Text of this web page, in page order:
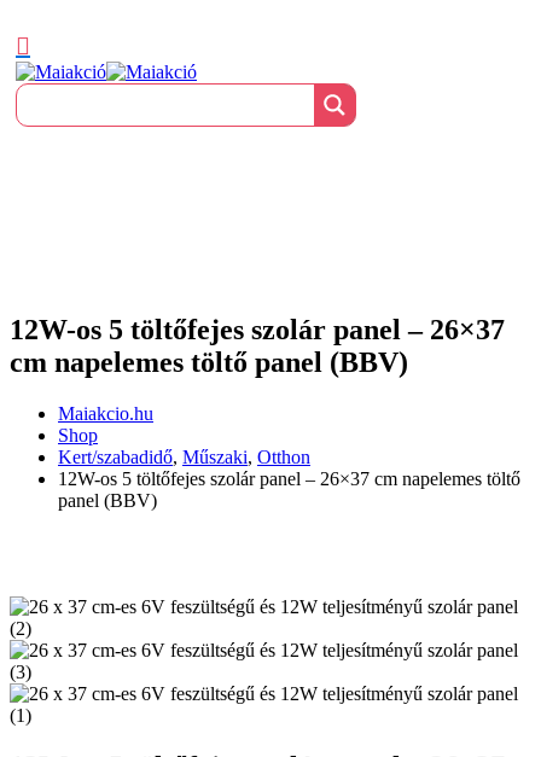
12W-os 5 töltőfejes szolár panel – 26×37
cm napelemes töltő panel (BBV)
Maiakcio.hu
Shop
Kert/szabadidő, Műszaki, Otthon
12W-os 5 töltőfejes szolár panel – 26×37 cm napelemes töltő
panel (BBV)